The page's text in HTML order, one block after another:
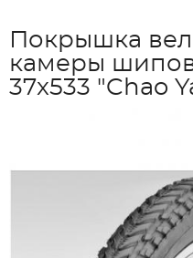
Покрышка
камеры
37x533 "Chao